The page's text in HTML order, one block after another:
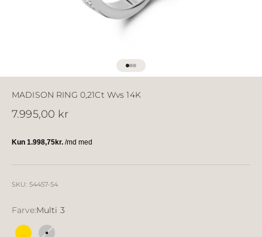
Gå til element 1
Gå til element 2
Gå til element 3
MADISON RING 0,21Ct Wvs 14K
Salgspris
7.995,00 kr
SKU: 54457-54
Farve:Multi 3